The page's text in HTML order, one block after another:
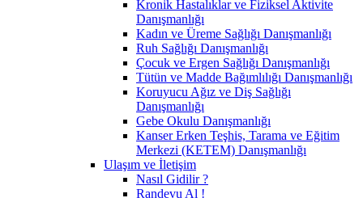
Kronik Hastalıklar ve Fiziksel Aktivite
Danışmanlığı
Kadın ve Üreme Sağlığı Danışmanlığı
Ruh Sağlığı Danışmanlığı
Çocuk ve Ergen Sağlığı Danışmanlığı
Tütün ve Madde Bağımlılığı Danışmanlığı
Koruyucu Ağız ve Diş Sağlığı
Danışmanlığı
Gebe Okulu Danışmanlığı
Kanser Erken Teşhis, Tarama ve Eğitim
Merkezi (KETEM) Danışmanlığı
Ulaşım ve İletişim
Nasıl Gidilir ?
Randevu Al !